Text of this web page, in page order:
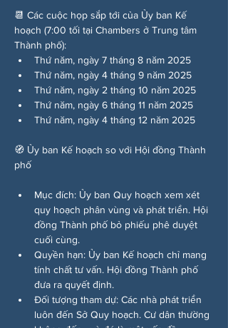
📆 Các cuộc họp sắp tới của Ủy ban Kế
hoạch (7:00 tối tại Chambers ở Trung tâm
Thành phố):
Thứ năm, ngày 7 tháng 8 năm 2025
Thứ năm, ngày 4 tháng 9 năm 2025
Thứ năm, ngày 2 tháng 10 năm 2025
Thứ năm, ngày 6 tháng 11 năm 2025
Thứ năm, ngày 4 tháng 12 năm 2025
🧭 Ủy ban Kế hoạch so với Hội đồng Thành
phố
Mục đích: Ủy ban Quy hoạch xem xét
quy hoạch phân vùng và phát triển. Hội
đồng Thành phố bỏ phiếu phê duyệt
cuối cùng.
Quyền hạn: Ủy ban Kế hoạch chỉ mang
tính chất tư vấn. Hội đồng Thành phố
đưa ra quyết định.
Đối tượng tham dự: Các nhà phát triển
luôn đến Sở Quy hoạch. Cư dân thường